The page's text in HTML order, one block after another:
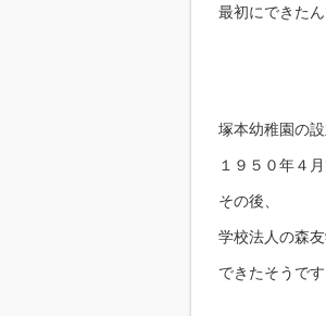
最初にできたん
塚本幼稚園の
１９５０年４月
その後、
学校法人の森
できたそうです